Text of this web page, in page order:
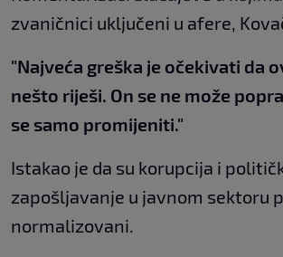
zvaničnici uključeni u afere,
"Najveća greška je očekivati da
nešto riješi. On se ne može
se samo promijeniti."
Istakao je da su korupcija i
zapošljavanje u javnom sektoru
normalizovani.